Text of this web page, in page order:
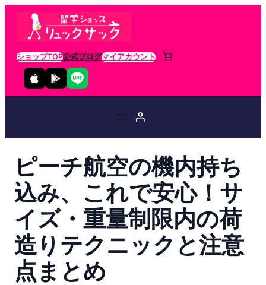
ショップTOP公式ブログマイアカウント
ピーチ航空の機内持ち
込み、これで安心！サ
イズ・重量制限内の荷
造りテクニックと注意
点まとめ